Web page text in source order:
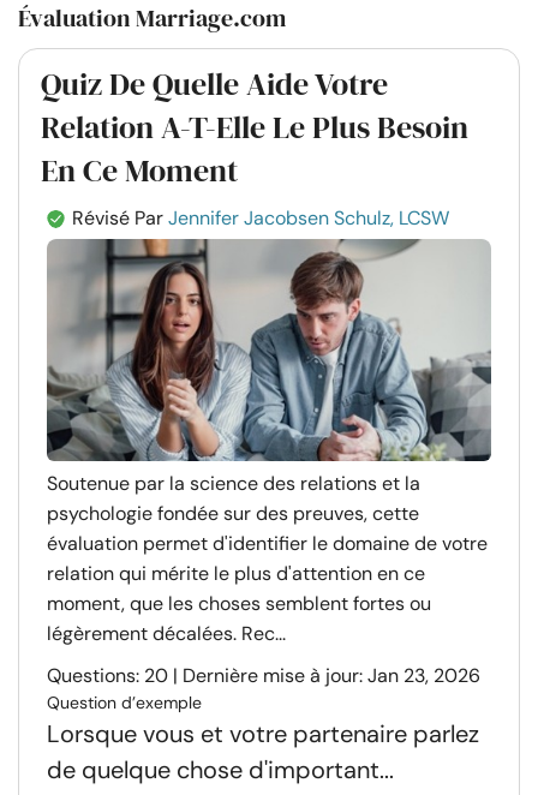
Évaluation Marriage.com
Quiz De Quelle Aide Votre
Relation A-T-Elle Le Plus Besoin
En Ce Moment
Révisé ParJennifer Jacobsen Schulz, LCSW
Soutenue par la science des relations et la
psychologie fondée sur des preuves, cette
évaluation permet d'identifier le domaine de votre
relation qui mérite le plus d'attention en ce
moment, que les choses semblent fortes ou
légèrement décalées. Rec...
Questions: 20 | Dernière mise à jour: Jan 23, 2026
Question d’exemple
Lorsque vous et votre partenaire parlez
de quelque chose d'important...